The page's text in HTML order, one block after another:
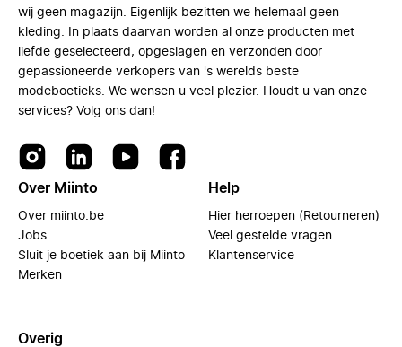
wij geen magazijn. Eigenlijk bezitten we helemaal geen
kleding. In plaats daarvan worden al onze producten met
liefde geselecteerd, opgeslagen en verzonden door
gepassioneerde verkopers van 's werelds beste
modeboetieks. We wensen u veel plezier. Houdt u van onze
services? Volg ons dan!
Over Miinto
Over miinto.be
Jobs
Sluit je boetiek aan bij Miinto
Merken
Help
Hier herroepen (Retourneren)
Veel gestelde vragen
Klantenservice
Overig